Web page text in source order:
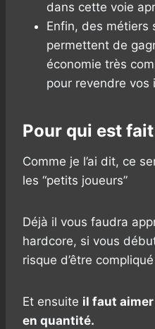
dans cette voie
Enfin, des métiers
permettent de
économie très
pour revendre vos
Pour qui est
Comme je l’ai dit, ce
les “petits joueurs”
Déjà il vous faudra
hardcore, si vous
risque d’être compliqué
Et ensuite il faut
en quantité.